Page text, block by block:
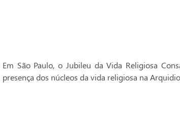
Em São Paulo, o Jubileu da Vida Religiosa
presença dos núcleos da vida religiosa na